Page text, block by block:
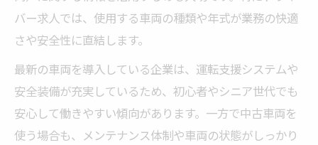
バー求人では、使用する車両の種類や年式が業務の快適
さや安全性に直結します。
最新の車両を導入している企業は、運転支援システムや
安全装備が充実しているため、初心者やシニア世代でも
安心して働きやすい傾向があります。一方で中古車両を
使う場合も、メンテナンス体制や車両の状態がしっかり